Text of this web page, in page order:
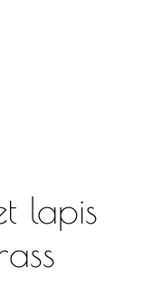
lapis